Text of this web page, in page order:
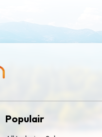
Populair